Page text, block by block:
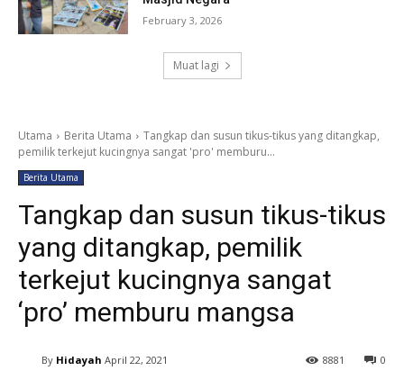
February 3, 2026
Muat lagi